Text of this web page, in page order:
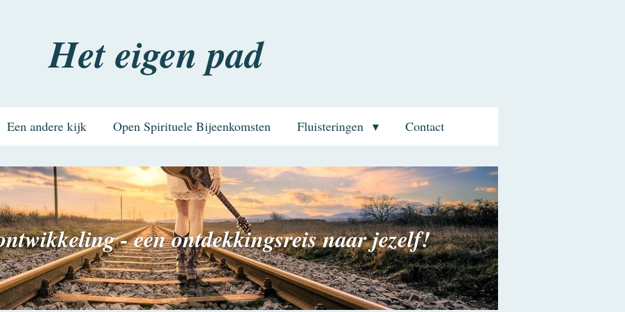
Het eigen pad
Een andere kijk Open Spirituele Bijeenkomsten Fluisteringen Contact
- een ontdekkingsreis naar jezelf!